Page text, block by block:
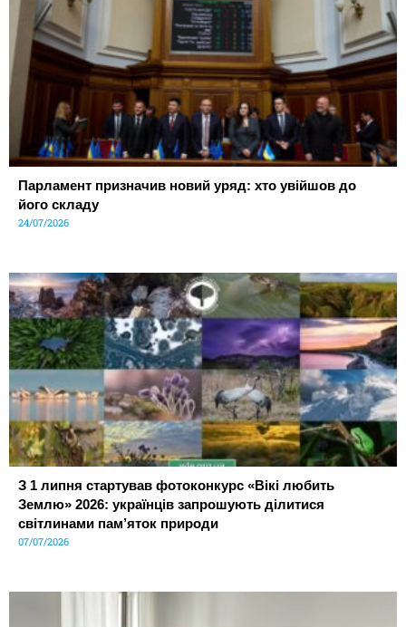
Парламент призначив новий уряд: хто увійшов до
його складу
24/07/2026
З 1 липня стартував фотоконкурс «Вікі любить
Землю» 2026: українців запрошують ділитися
світлинами пам’яток природи
07/07/2026